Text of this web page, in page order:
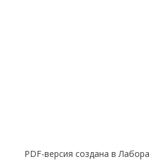
PDF-версия создана в